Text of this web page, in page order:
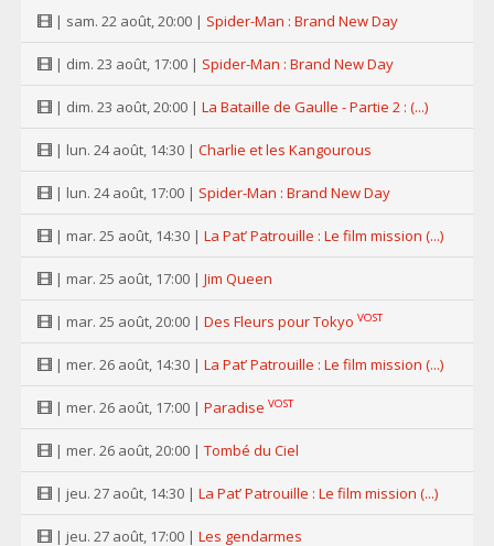
| sam. 22 août, 20:00 | Spider-Man : Brand New Day
| dim. 23 août, 17:00 | Spider-Man : Brand New Day
| dim. 23 août, 20:00 | La Bataille de Gaulle - Partie 2 : (...)
| lun. 24 août, 14:30 | Charlie et les Kangourous
| lun. 24 août, 17:00 | Spider-Man : Brand New Day
| mar. 25 août, 14:30 | La Pat’ Patrouille : Le film mission (...)
| mar. 25 août, 17:00 | Jim Queen
| mar. 25 août, 20:00 | Des Fleurs pour Tokyo VOST
| mer. 26 août, 14:30 | La Pat’ Patrouille : Le film mission (...)
| mer. 26 août, 17:00 | Paradise VOST
| mer. 26 août, 20:00 | Tombé du Ciel
| jeu. 27 août, 14:30 | La Pat’ Patrouille : Le film mission (...)
| jeu. 27 août, 17:00 | Les gendarmes